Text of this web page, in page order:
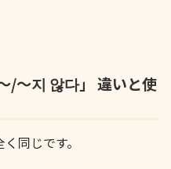
/〜지 않다」 違いと使
同じです。